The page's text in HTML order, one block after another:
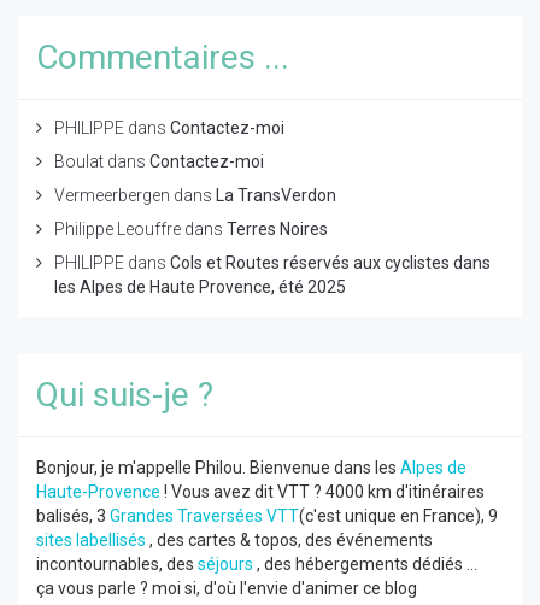
Commentaires ...
PHILIPPE dans Contactez-moi
Boulat dans Contactez-moi
Vermeerbergen dans
La TransVerdon
Philippe Leouffre dans Terres Noires
PHILIPPE dans Cols et Routes réservés aux cyclistes dans
les Alpes de Haute Provence, été 2025
Qui suis-je ?
Bonjour, je m'appelle Philou. Bienvenue dans les Alpes de
Haute-Provence ! Vous avez dit VTT ? 4000 km d'itinéraires
balisés, 3 Grandes Traversées VTT(c'est unique en France), 9
sites labellisés , des cartes & topos, des événements
incontournables, des séjours , des hébergements dédiés ...
ça vous parle ? moi si, d'où l'envie d'animer ce blog